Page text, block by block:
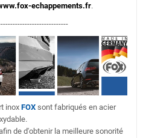
echappements.fr.
inox FOX sont fabriqués en acier
de d'obtenir la meilleure sonorité